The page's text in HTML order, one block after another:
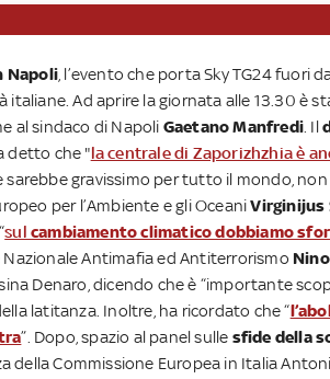
Napoli , l’evento che porta Sky TG24 fuori
italiane. Ad aprire la giornata alle 13.30 è
al sindaco di Napoli Gaetano Manfredi . Il
detto che "la centrale di Zaporizhzhia è
gravissimo per tutto il mondo, non
per l’Ambiente e gli OceaniVirginijus
sulcambiamento climatico dobbiamo
Antimafia ed Antiterrorismo
Denaro, dicendo che è “importante
latitanza. Inoltre, ha ricordato che “
”. Dopo, spazio al panel sulle sfide della
della Commissione Europea in Italia